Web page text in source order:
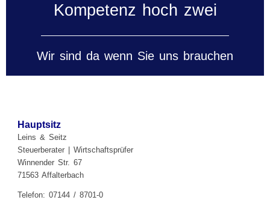
Kompetenz hoch zwei
Wir sind da wenn Sie uns brauchen
Hauptsitz
Leins & Seitz
Steuerberater | Wirtschaftsprüfer
Winnender Str. 67
71563 Affalterbach
Telefon: 07144 / 8701-0